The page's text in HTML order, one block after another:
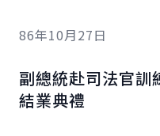
86年10月27日
副總統赴司法官訓
結業典禮